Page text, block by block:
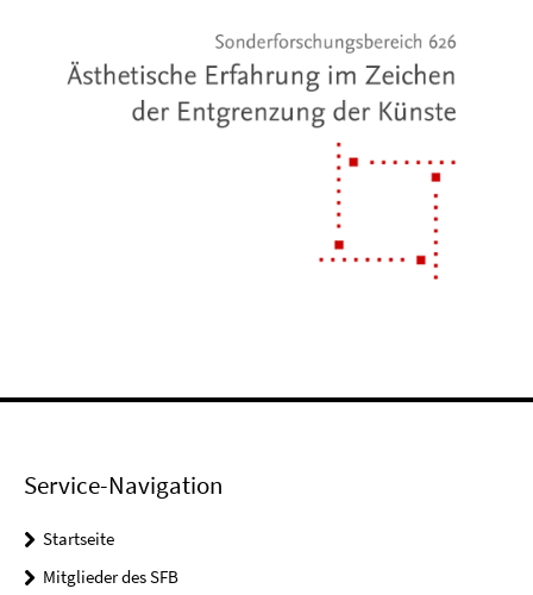
Service-Navigation
Startseite
Mitglieder des SFB